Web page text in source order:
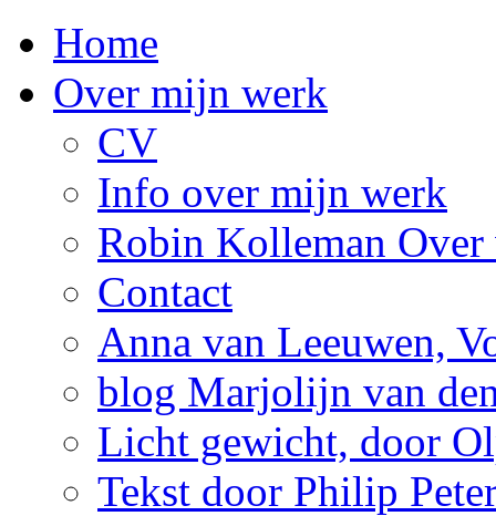
Home
Over mijn werk
CV
Info over mijn werk
Robin Kolleman
Contact
Anna van Leeuwen,
blog Marjolijn van
Licht gewicht, door
Tekst door Philip